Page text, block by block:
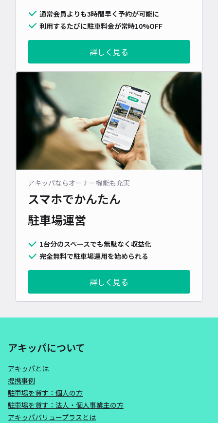
通常会員よりも3時間早く予約が可能に
利用するたびに駐車料金が常時10%OFF
詳しく見る
アキッパならオーナー機能も充実
スマホでかんたん
駐車場運営
1台分のスペースでも無駄なく収益化
完全無料で駐車場運用を始められる
詳しく見る
アキッパについて
アキッパとは
提携事例
駐車場を貸す：個人の方
駐車場を貸す：法人・個人事業主の方
アキッパバリュープラスとは